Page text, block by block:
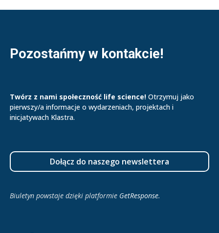
Pozostańmy w kontakcie!
Twórz z nami społeczność life science! Otrzymuj jako
pierwszy/a informacje o wydarzeniach, projektach i
inicjatywach Klastra.
Dołącz do naszego newslettera
Biuletyn powstaje dzięki platformie GetResponse.